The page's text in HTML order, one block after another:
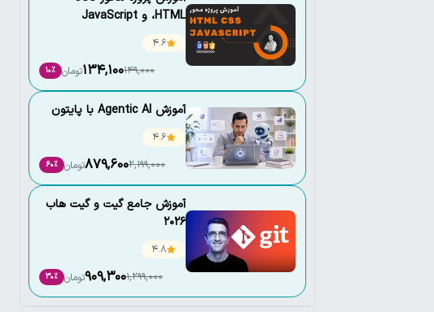
،HTML و JavaScript
4.6
149,000
134,100تومان 10٪
آموزش Agentic AI با پایتون
4.6
2,199,000
879,600تومان 60٪
آموزش جامع گیت و گیت هاب
2026
4.8
1,299,000
909,300تومان 30٪